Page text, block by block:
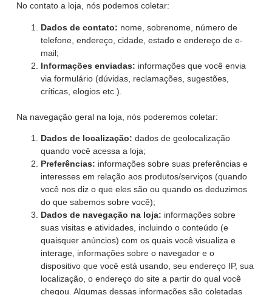
No contato a loja, nós podemos coletar:
Dados de contato: nome, sobrenome, número de
telefone, endereço, cidade, estado e endereço de e-
mail;
Informações enviadas: informações que você envia
via formulário (dúvidas, reclamações, sugestões,
críticas, elogios etc.).
Na navegação geral na loja, nós poderemos coletar:
Dados de localização: dados de geolocalização
quando você acessa a loja;
Preferências: informações sobre suas preferências e
interesses em relação aos produtos/serviços (quando
você nos diz o que eles são ou quando os deduzimos
do que sabemos sobre você);
Dados de navegação na loja: informações sobre
suas visitas e atividades, incluindo o conteúdo (e
quaisquer anúncios) com os quais você visualiza e
interage, informações sobre o navegador e o
dispositivo que você está usando, seu endereço IP, sua
localização, o endereço do site a partir do qual você
chegou. Algumas dessas informações são coletadas